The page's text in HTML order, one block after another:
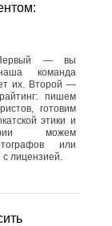
— вы
команда
их. Второй —
пишем
готовим
этики и
можем
или
с лицензией.